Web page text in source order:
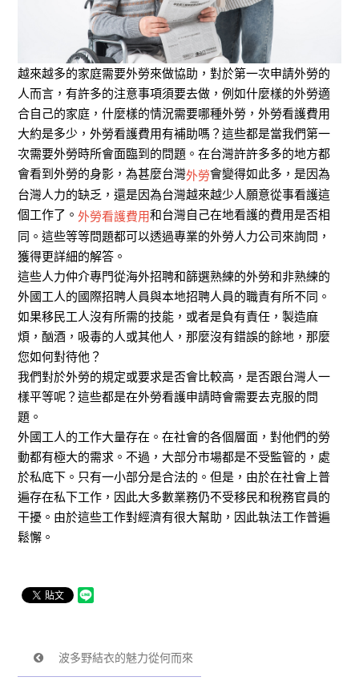
越來越多的家庭需要外勞來做協助，對於第一次申請外勞的
人而言，有許多的注意事項須要去做，例如什麼樣的外勞適
合自己的家庭，什麼樣的情況需要哪種外勞，外勞看護費用
大約是多少，外勞看護費用有補助嗎？這些都是當我們第一
次需要外勞時所會面臨到的問題。在台灣許許多多的地方都
會看到外勞的身影，為甚麼台灣外勞會變得如此多，是因為
台灣人力的缺乏，還是因為台灣越來越少人願意從事看護這
個工作了。外勞看護費用和台灣自己在地看護的費用是否相
同。這些等等問題都可以透過專業的外勞人力公司來詢問，
獲得更詳細的解答。
這些人力仲介專門從海外招聘和篩選熟練的外勞和非熟練的
外國工人的國際招聘人員與本地招聘人員的職責有所不同。
如果移民工人沒有所需的技能，或者是負有責任，製造麻
煩，酗酒，吸毒的人或其他人，那麼沒有錯誤的餘地，那麼
您如何對待他？
我們對於外勞的規定或要求是否會比較高，是否跟台灣人一
樣平等呢？這些都是在外勞看護申請時會需要去克服的問
題。
外國工人的工作大量存在。在社會的各個層面，對他們的勞
動都有極大的需求。不過，大部分市場都是不受監管的，處
於私底下。只有一小部分是合法的。但是，由於在社會上普
遍存在私下工作，因此大多數業務仍不受移民和稅務官員的
干擾。由於這些工作對經濟有很大幫助，因此執法工作普遍
鬆懈。
波多野結衣的魅力從何而來